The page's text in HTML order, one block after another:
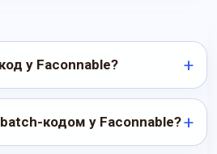
у Faconnable?
кодом у Faconnable?